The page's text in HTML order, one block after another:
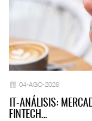
04-AGO-2026
IT-ANÁLISIS:
FINTECH…